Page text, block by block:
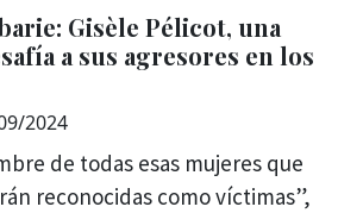
Gisèle Pélicot, una
a sus agresores en los
2024
de todas esas mujeres que
reconocidas como víctimas”,